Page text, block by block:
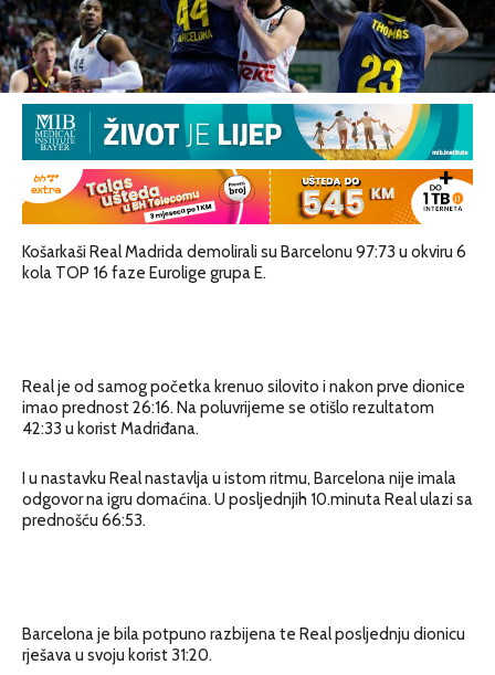
Košarkaši Real Madrida demolirali su Barcelonu 97:73 u okviru 6
kola TOP 16 faze Eurolige grupa E.
Real je od samog početka krenuo silovito i nakon prve dionice
imao prednost 26:16. Na poluvrijeme se otišlo rezultatom
42:33 u korist Madriđana.
I u nastavku Real nastavlja u istom ritmu, Barcelona nije imala
odgovor na igru domaćina. U posljednjih 10.minuta Real ulazi sa
prednošću 66:53.
Barcelona je bila potpuno razbijena te Real posljednju dionicu
rješava u svoju korist 31:20.